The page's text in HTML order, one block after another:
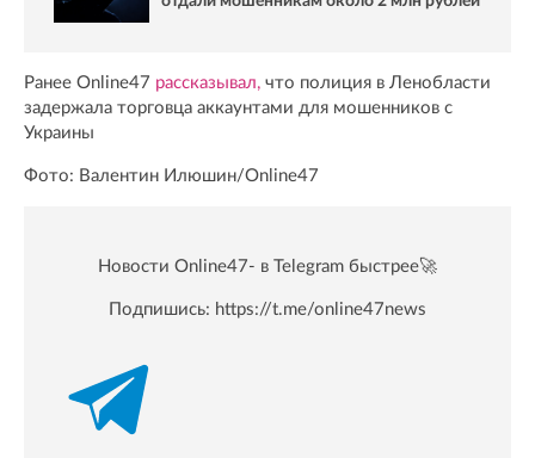
Ранее Online47 рассказывал, что полиция в Ленобласти
задержала торговца аккаунтами для мошенников с
Украины
Фото: Валентин Илюшин/Online47
Новости Online47- в Telegram быстрее🚀
Подпишись: https://t.me/online47news